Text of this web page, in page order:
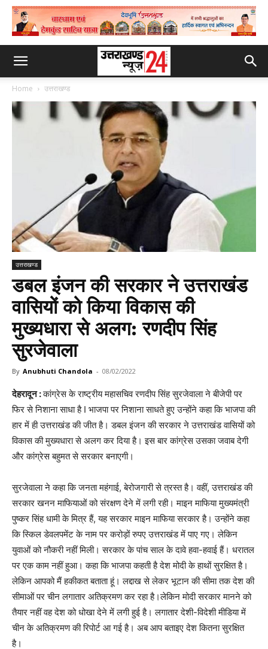
Home उत्तराखण्ड
उत्तराखण्ड
डबल इंजन की सरकार ने उत्तराखंड
वासियों को किया विकास की
मुख्यधारा से अलग: रणदीप सिंह
सुरजेवाला
By Anubhuti Chandola - 08/02/2022
देहरादून :कांग्रेस के राष्ट्रीय महासचिव रणदीप सिंह सुरजेवाला ने बीजेपी पर
फिर से निशाना साधा है I भाजपा पर निशाना साधते हुए उन्होंने कहा कि भाजपा की
हार में ही उत्तराखंड की जीत है। डबल इंजन की सरकार ने उत्तराखंड वासियों को
विकास की मुख्यधारा से अलग कर दिया है। इस बार कांग्रेस उसका जवाब देगी
और कांग्रेस बहुमत से सरकार बनाएगी।
सुरजेवाला ने कहा कि जनता महंगाई, बेरोजगारी से त्रस्त है। वहीं, उत्तराखंड की
सरकार खनन माफियाओं को संरक्षण देने में लगी रही। माइन माफिया मुख्यमंत्री
पुष्कर सिंह धामी के मित्र हैं, यह सरकार माइन माफिया सरकार है। उन्होंने कहा
कि स्किल डेवलपमेंट के नाम पर करोड़ों रुपए उत्तराखंड में पाए गए। लेकिन
युवाओं को नौकरी नहीं मिली। सरकार के पांच साल के दावे हवा-हवाई हैं। धरातल
पर एक काम नहीं हुआ। कहा कि भाजपा कहती है देश मोदी के हाथों सुरक्षित है।
लेकिन आपको मैं हकीकत बताता हूं। लद्दाख से लेकर भूटान की सीमा तक देश की
सीमाओं पर चीन लगातार अतिक्रमण कर रहा है।लेकिन मोदी सरकार मानने को
तैयार नहीं वह देश को धोखा देने में लगी हुई है। लगातार देशी-विदेशी मीडिया में
चीन के अतिक्रमण की रिपोर्ट आ गई है। अब आप बताइए देश कितना सुरक्षित
है।